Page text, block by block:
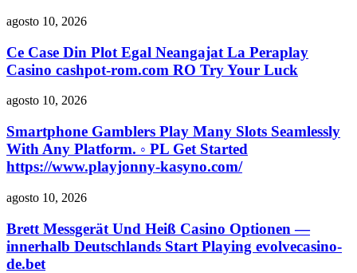
agosto 10, 2026
Ce Case Din Plot Egal Neangajat La Peraplay
Casino cashpot-rom.com RO Try Your Luck
agosto 10, 2026
Smartphone Gamblers Play Many Slots Seamlessly
With Any Platform. ◦ PL Get Started
https://www.playjonny-kasyno.com/
agosto 10, 2026
Brett Messgerät Und Heiß Casino Optionen —
innerhalb Deutschlands Start Playing evolvecasino-
de.bet